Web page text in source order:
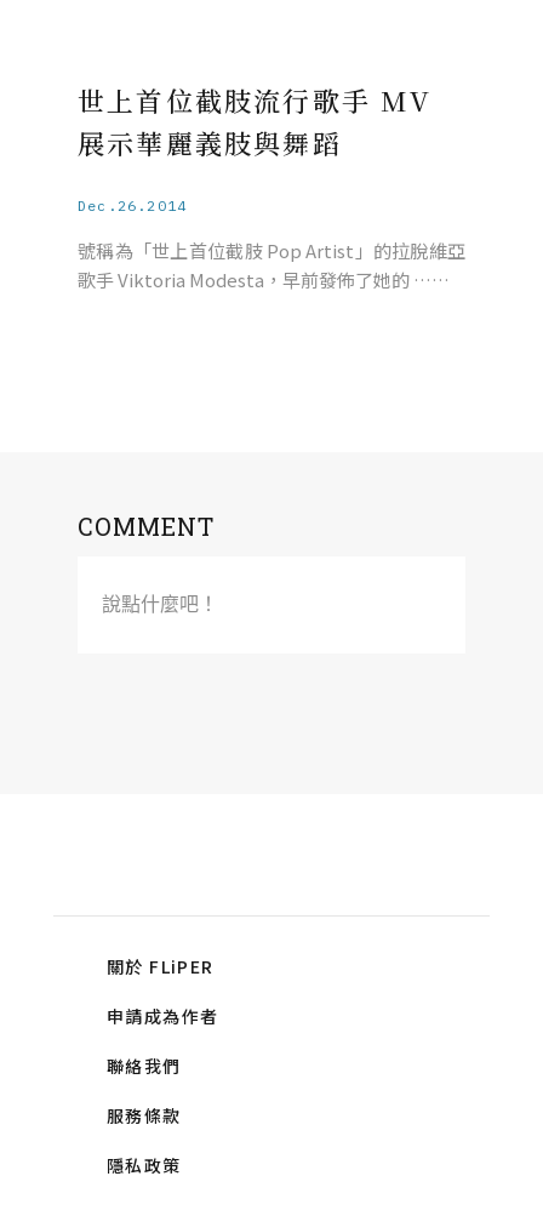
世上首位截肢流行歌手 MV
展示華麗義肢與舞蹈
Dec.26.2014
號稱為「世上首位截肢 Pop Artist」的拉脫維亞
歌手 Viktoria Modesta，早前發佈了她的 ……
COMMENT
說點什麼吧！
關於 FLiPER
申請成為作者
聯絡我們
服務條款
隱私政策